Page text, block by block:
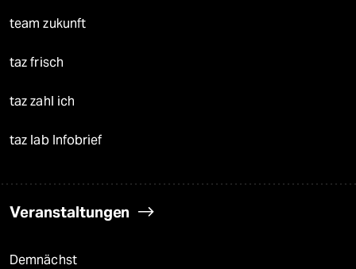
team zukunft
taz frisch
taz zahl ich
taz lab Infobrief
Veranstaltungen
Demnächst